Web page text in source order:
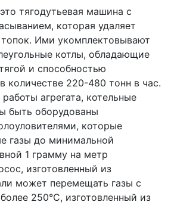
тягодутьевая машина с
которая удаляет
Ими укомплектовывают
котлы, обладающие
и способностью
количестве 220-480 тонн в час.
агрегата, котельные
быть оборудованы
которые
газы до минимальной
1 грамму на метр
изготовленный из
может перемещать газы с
250°C, изготовленный из